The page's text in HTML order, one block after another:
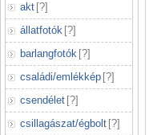
akt [?]
állatfotók [?]
barlangfotók [?]
családi/emlékkép [?]
csendélet [?]
csillagászat/égbolt [?]